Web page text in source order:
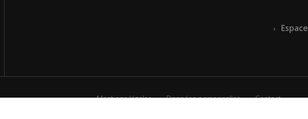
Mentions légales Données personnelles Contact